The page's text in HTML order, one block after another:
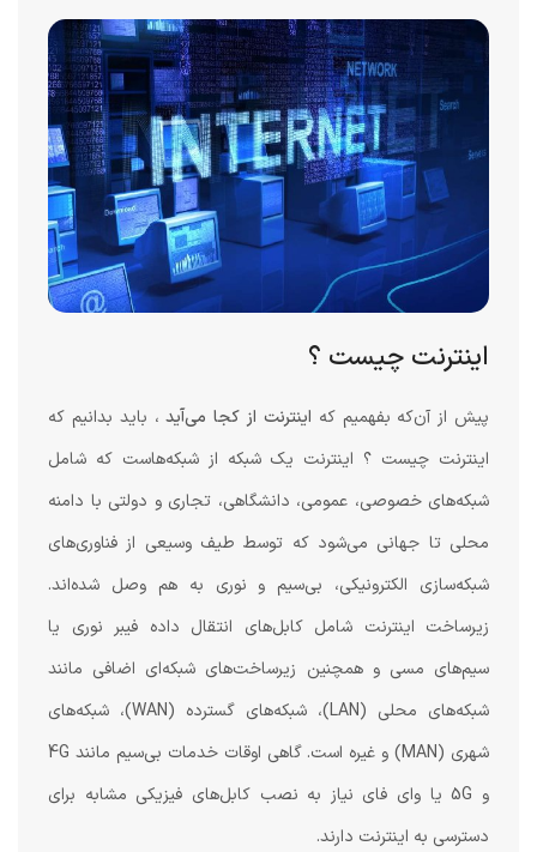
اینترنت چیست ؟
پیش از آن‌که بفهمیم که اینترنت از کجا می‌آید، باید بدانیم که
اینترنت چیست ؟ اینترنت یک شبکه از شبکه‌هاست که شامل
شبکه‌های خصوصی، عمومی، دانشگاهی، تجاری و دولتی با دامنه
محلی تا جهانی می‌شود که توسط طیف وسیعی از فناوری‌های
شبکه‌سازی الکترونیکی، بی‌سیم و نوری به هم وصل شده‌اند.
زیرساخت اینترنت شامل کابل‌های انتقال داده فیبر نوری یا
سیم‌های مسی و همچنین زیرساخت‌های شبکه‌ای اضافی مانند
شبکه‌های محلی (LAN)، شبکه‌های گسترده (WAN)، شبکه‌های
شهری (MAN) و غیره است. گاهی اوقات خدمات بی‌سیم مانند 4G
و 5G یا وای فای نیاز به نصب کابل‌های فیزیکی مشابه برای
دسترسی به اینترنت دارند.